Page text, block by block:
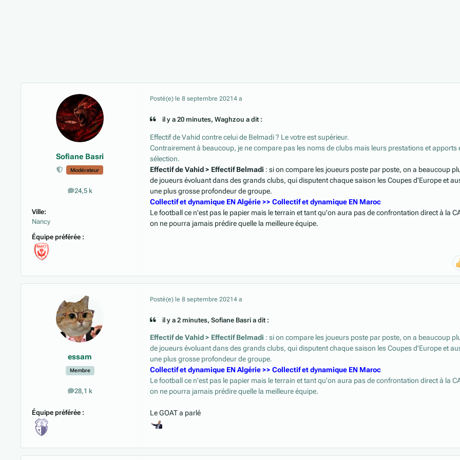
Sofiane Basri
Modérateur
24,5 k
messages
Ville:
Nancy
Équipe préférée :
Posté(e) le 8 septembre 2021 4 a
il y a 20 minutes, Waghzou a dit :
Effectif de Vahid contre celui de Belmadi ? Le votre est supérieur.
Contrairement à beaucoup, je ne compare pas les noms de clubs mais leurs prestations et apports
sélection.
Effectif de Vahid > Effectif Belmadi : si on compare les joueurs poste par poste, on a beaucoup
de joueurs évoluant dans des grands clubs, qui disputent chaque saison les Coupes d'Europe et
une plus grosse profondeur de groupe.
Collectif et dynamique EN Algérie >> Collectif et dynamique EN Maroc
Le football ce n'est pas le papier mais le terrain et tant qu'on aura pas de confrontation direct à la
on ne pourra jamais prédire quelle la meilleure équipe.
essam
Membre
28,1 k
messages
Équipe préférée :
Posté(e) le 8 septembre 20214 a
il y a 2 minutes, Sofiane Basri a dit :
Effectif de Vahid > Effectif Belmadi : si on compare les joueurs poste par poste, on a beaucoup
de joueurs évoluant dans des grands clubs, qui disputent chaque saison les Coupes d'Europe et
une plus grosse profondeur de groupe.
Collectif et dynamique EN Algérie >> Collectif et dynamique EN Maroc
Le football ce n'est pas le papier mais le terrain et tant qu'on aura pas de confrontation direct à la
on ne pourra jamais prédire quelle la meilleure équipe.
Le GOAT a parlé